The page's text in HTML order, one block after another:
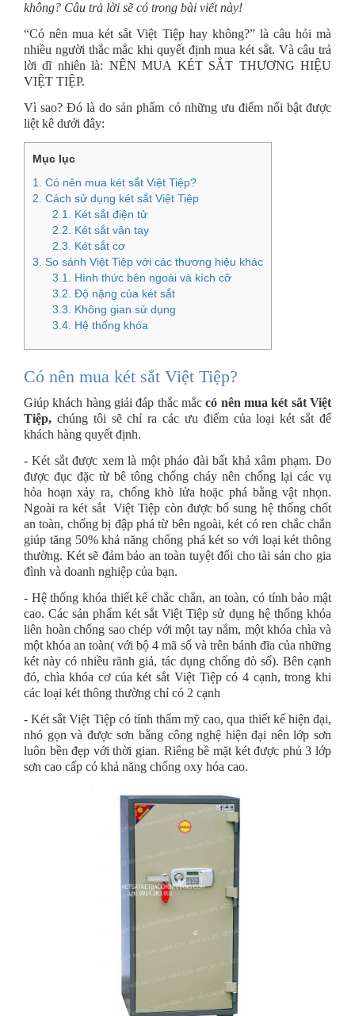
không? Câu trả lời sẽ có trong bài viết này!
“Có nên mua két sắt Việt Tiệp hay không?” là câu hỏi mà
nhiều người thắc mắc khi quyết định mua két sắt. Và câu trả
lời dĩ nhiên là: NÊN MUA KÉT SẮT THƯƠNG HIỆU
VIỆT TIỆP.
Vì sao? Đó là do sản phẩm có những ưu điểm nổi bật được
liệt kê dưới đây:
Mục lục
1. Có nên mua két sắt Việt Tiệp?
2. Cách sử dụng két sắt Việt Tiệp
2.1. Két sắt điện tử
2.2. Két sắt vân tay
2.3. Két sắt cơ
3. So sánh Việt Tiệp với các thương hiệu khác
3.1. Hình thức bên ngoài và kích cỡ
3.2. Độ nặng của két sắt
3.3. Không gian sử dụng
3.4. Hệ thống khóa
Có nên mua két sắt Việt Tiệp?
Giúp khách hàng giải đáp thắc mắccó nên mua két sắt Việt
Tiệp, chúng tôi sẽ chỉ ra các ưu điểm của loại két sắt để
khách hàng quyết định.
- Két sắt được xem là một pháo đài bất khả xâm phạm. Do
được đục đặc từ bê tông chống cháy nên chống lại các vụ
hỏa hoạn xảy ra, chống khò lửa hoặc phá bằng vật nhọn.
Ngoài ra két sắt Việt Tiệp còn được bổ sung hệ thống chốt
an toàn, chống bị đập phá từ bên ngoài, két có ren chắc chắn
giúp tăng 50% khả năng chống phá két so với loại két thông
thường. Két sẽ đảm bảo an toàn tuyệt đối cho tài sản cho gia
đình và doanh nghiệp của bạn.
- Hệ thống khóa thiết kế chắc chắn, an toàn, có tính bảo mật
cao. Các sản phẩm két sắt Việt Tiệp sử dụng hệ thống khóa
liên hoàn chống sao chép với một tay nắm, một khóa chìa và
một khóa an toàn( với bộ 4 mã số và trên bánh đĩa của những
két này có nhiều rãnh giả, tác dụng chống dò số). Bên cạnh
đó, chìa khóa cơ của két sắt Việt Tiệp có 4 cạnh, trong khi
các loại két thông thường chỉ có 2 cạnh
- Két sắt Việt Tiệp có tính thẩm mỹ cao, qua thiết kế hiện đại,
nhỏ gọn và được sơn bằng công nghệ hiện đại nên lớp sơn
luôn bền đẹp với thời gian. Riêng bề mặt két được phủ 3 lớp
sơn cao cấp có khả năng chống oxy hóa cao.